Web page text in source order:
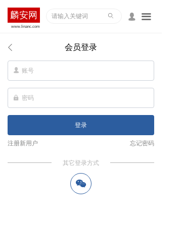
www.linanc.com
麟安网 넙 끀
ꄙ
넙
넱
登录
注册新用户 忘记密码
其它登录方式
너
ꄴ 会员登录